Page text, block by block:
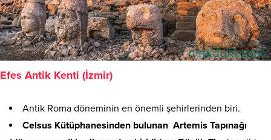
Efes Antik Kenti (İzmir)
Antik Roma döneminin en önemli şehirlerinden biri.
Celsus Kütüphanesinden bulunan Artemis Tapınağı